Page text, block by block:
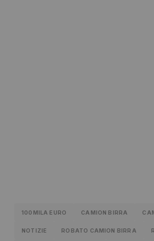
100MILA EURO CAMION BIRRA
NOTIZIE ROBATO CAMION BIRRA